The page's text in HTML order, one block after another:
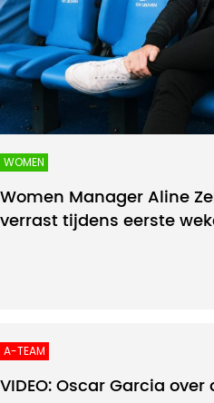
WOMEN
Women Manager Aline
verrast tijdens eerste
A-TEAM
VIDEO: Oscar Garcia